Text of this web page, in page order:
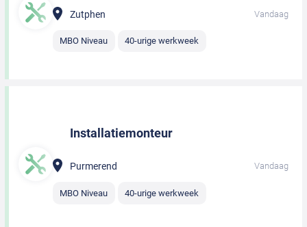
Zutphen Vandaag
MBO Niveau 40-urige werkweek
Installatiemonteur
Purmerend Vandaag
MBO Niveau 40-urige werkweek